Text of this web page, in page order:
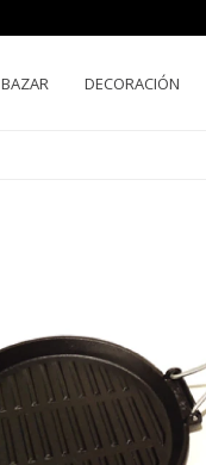
BAZAR DECORACIÓN